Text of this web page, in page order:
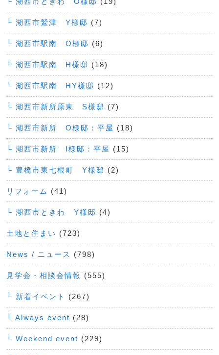
└ 湖西市鷲津 Y様邸 (7)
└ 湖西市駅南 O様邸 (6)
└ 湖西市駅南 H様邸 (18)
└ 湖西市駅南 HY様邸 (12)
└ 湖西市新所原東 S様邸 (7)
└ 湖西市新所 O様邸：平屋 (18)
└ 湖西市新所 I様邸：平屋 (15)
└ 豊橋市東七根町 Y様邸 (2)
リフォーム (41)
└ 湖西市ときわ Y様邸 (4)
土地と住まい (723)
News / ニュース (798)
見学会・相談会情報 (555)
└ 新着イベント (267)
└ Always event (28)
└ Weekend event (229)